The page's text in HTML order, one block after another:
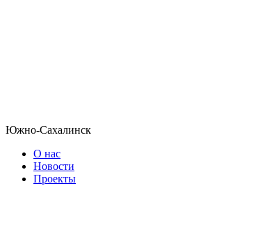
Южно-Сахалинск
О нас
Новости
Проекты